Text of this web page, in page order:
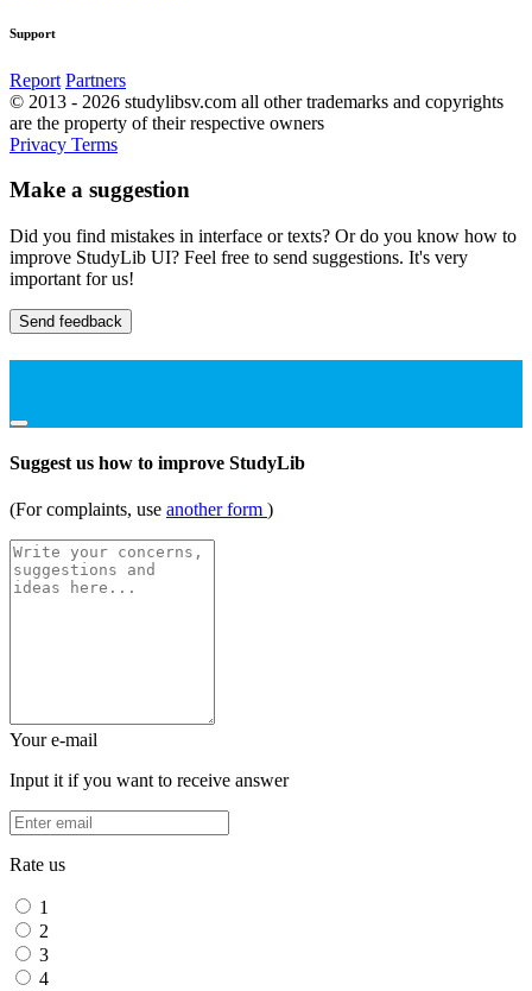
Support
Report Partners
© 2013 - 2026 studylibsv.com all other trademarks and copyrights
are the property of their respective owners
Privacy Terms
Make a suggestion
Did you find mistakes in interface or texts? Or do you know how to
improve StudyLib UI? Feel free to send suggestions. It's very
important for us!
Send feedback
Suggest us how to improve StudyLib
(For complaints, use another form )
Your e-mail
Input it if you want to receive answer
Rate us
1
2
3
4